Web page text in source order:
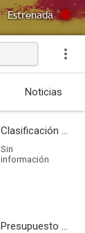
Estrenada
Noticias
Clasificación por edades
Sin
información
Presupuesto - Ingresos